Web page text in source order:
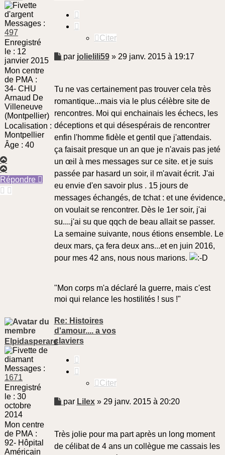
Citer
Message
par jolielili59» 29 janv. 2015 à 19:17
Tu ne vas certainement pas trouver cela très
romantique...mais via le plus célèbre site de
rencontres. Moi qui enchainais les échecs, les
déceptions et qui désespérais de rencontrer
enfin l'homme fidèle et gentil que j'attendais.
ça faisait presque un an que je n'avais pas jeté
un œil à mes messages sur ce site. et je suis
passée par hasard un soir, il m'avait écrit. J'ai
eu envie d'en savoir plus . 15 jours de
messages échangés, de tchat : et une évidence,
on voulait se rencontrer. Dès le 1er soir, j'ai
su....j'ai su que qqch de beau allait se passer.
La semaine suivante, nous étions ensemble. Le
deux mars, ça fera deux ans...et en juin 2016,
pour mes 42 ans, nous nous marions.
"Mon corps m'a déclaré la guerre, mais c'est
moi qui relance les hostilités ! sus !"
Messages :
497
Enregistré
le : 12
janvier 2015
Mon centre
de PMA :
34- CHU
Arnaud De
Villeneuve
(Montpellier)
Localisation :
Montpellier
Âge : 40
Re: Histoires
d'amour.... a vos
claviers
Citer
Message
par Lilex» 29 janv. 2015 à 20:20
Très jolie pour ma part après un long moment
de célibat de 4 ans un collègue me cassais les
Elpidasperare
Messages :
1671
Enregistré
le : 30
octobre
2014
Mon centre
de PMA :
92- Hôpital
Américain
Haut
Haut
Répondre